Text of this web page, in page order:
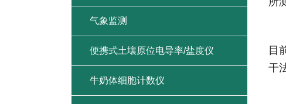
目
干
仪
气象监测
便携式土壤原位电导率/盐度仪
牛奶体细胞计数仪